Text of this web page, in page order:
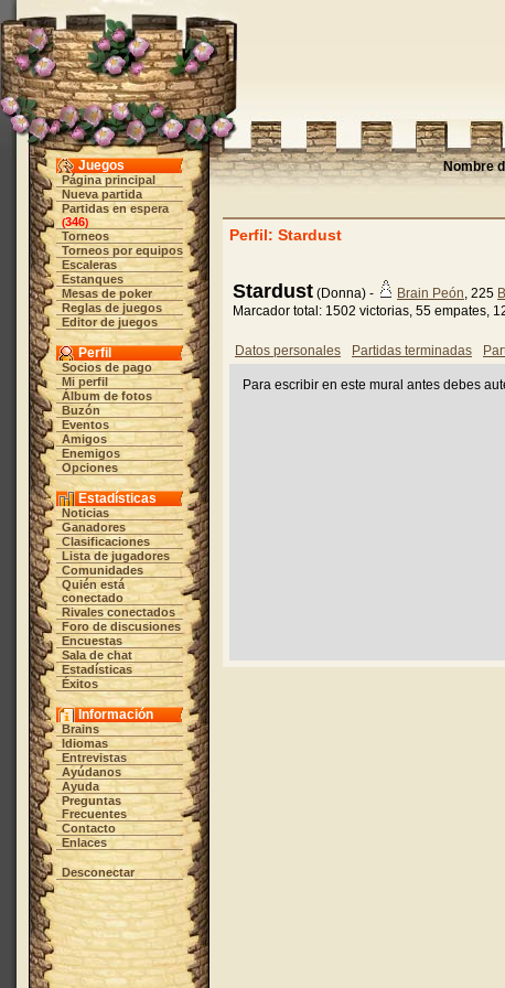
Juegos
Página principal
Nueva partida
Partidas en espera
(346)
Torneos
Torneos por equipos
Escaleras
Estanques
Mesas de poker
Reglas de juegos
Editor de juegos
Perfil
Socios de pago
Mi perfil
Álbum de fotos
Buzón
Eventos
Amigos
Enemigos
Opciones
Estadísticas
Noticias
Ganadores
Clasificaciones
Lista de jugadores
Comunidades
Quién está
conectado
Rivales conectados
Foro de discusiones
Encuestas
Sala de chat
Estadísticas
Éxitos
Información
Brains
Idiomas
Entrevistas
Ayúdanos
Ayuda
Preguntas
Frecuentes
Contacto
Enlaces
Desconectar
Nombre
Perfil: Stardust
Stardust (Donna) - Brain Peón, 225
Marcador total: 1502 victorias, 55 empates,
Datos personales Partidas terminadas
Para escribir en este mural antes debes